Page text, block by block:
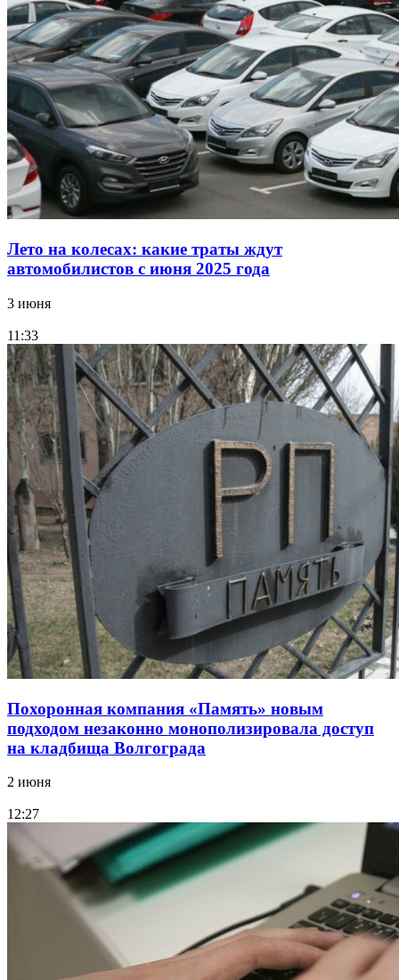
Лето на колесах: какие траты ждут
автомобилистов с июня 2025 года
3 июня
11:33
Похоронная компания «Память» новым
подходом незаконно монополизировала доступ
на кладбища Волгограда
2 июня
12:27